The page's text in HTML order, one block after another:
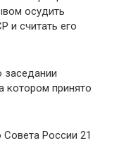
осудить
и считать его
заседании
котором принято
России 21